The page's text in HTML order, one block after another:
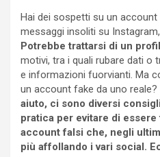
Hai dei sospetti su un
messaggi insoliti su
Potrebbe trattarsi di un
motivi, tra i quali rubare dati o
e informazioni fuorvianti. Ma
un account fake da uno reale?
aiuto, ci sono diversi
pratica per evitare di
account falsi che, negli
più affollando i vari social.